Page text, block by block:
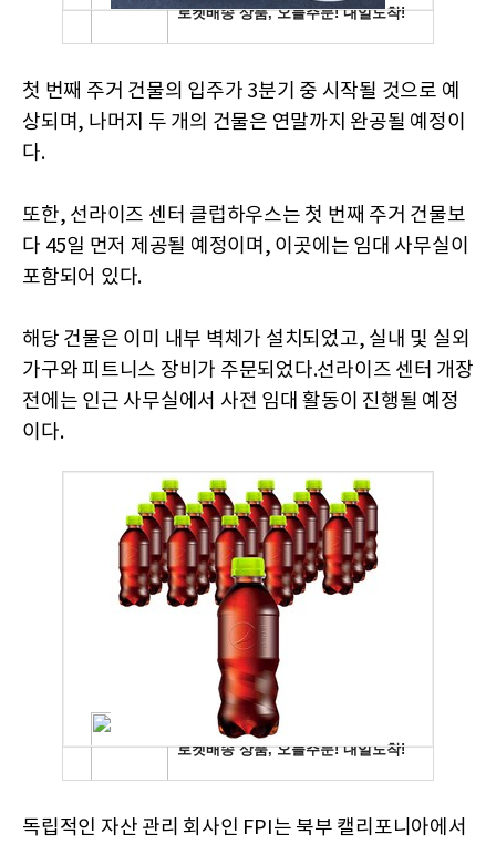
첫 번째 주거 건물의 입주가 3분기 중 시작될 것으로 예
상되며, 나머지 두 개의 건물은 연말까지 완공될 예정이
다.
또한, 선라이즈 센터 클럽하우스는 첫 번째 주거 건물보
다 45일 먼저 제공될 예정이며, 이곳에는 임대 사무실이
포함되어 있다.
해당 건물은 이미 내부 벽체가 설치되었고, 실내 및 실외
가구와 피트니스 장비가 주문되었다.선라이즈 센터 개장
전에는 인근 사무실에서 사전 임대 활동이 진행될 예정
이다.
독립적인 자산 관리 회사인 FPI는 북부 캘리포니아에서